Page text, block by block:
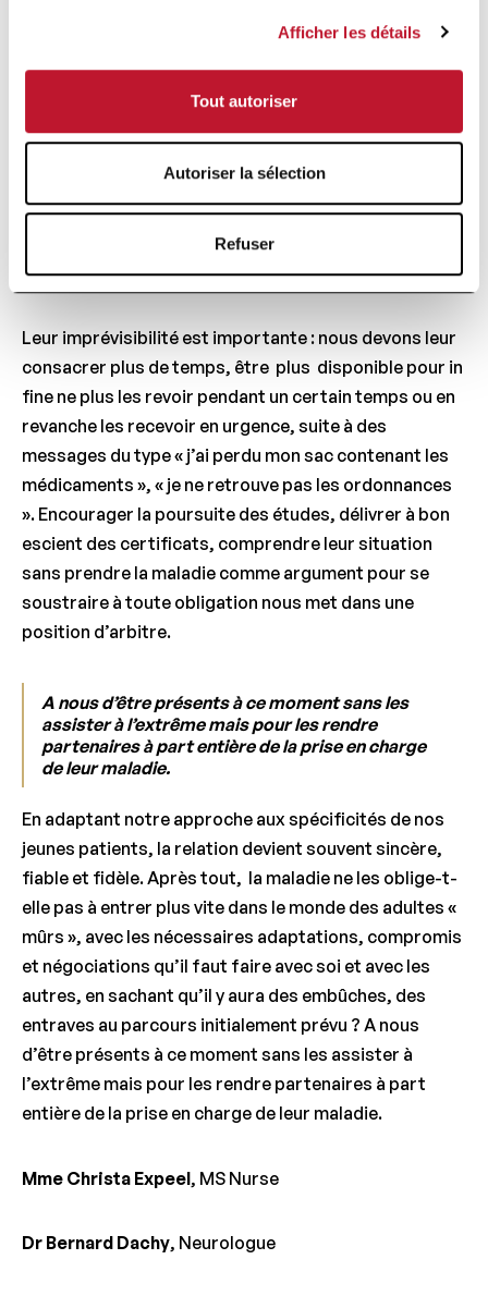
Afficher les détails
Tout autoriser
Autoriser la sélection
Refuser
Quand ils se sentent mieux, les jeunes patients ont
envie de suspendre leur traitement. Les vacances sont
aussi propices à cette interruption, parfois par
d’un médicament et donc la maladie. En cas de
poussée, ils ont tendance à consulter impulsivement
les urgences, avec parfois à la clé une hospitalisation
dans un contexte anxieux ou de panique.
Leur imprévisibilité est importante : nous devons leur
consacrer plus de temps, être plus disponible pour in
fine ne plus les revoir pendant un certain temps ou en
revanche les recevoir en urgence, suite à des
messages du type « j’ai perdu mon sac contenant les
médicaments », « je ne retrouve pas les ordonnances
». Encourager la poursuite des études, délivrer à bon
escient des certificats, comprendre leur situation
sans prendre la maladie comme argument pour se
soustraire à toute obligation nous met dans une
position d’arbitre.
A nous d’être présents à ce moment sans les
assister à l’extrême mais pour les rendre
partenaires à part entière de la prise en charge
de leur maladie.
En adaptant notre approche aux spécificités de nos
jeunes patients, la relation devient souvent sincère,
fiable et fidèle. Après tout, la maladie ne les oblige-t-
elle pas à entrer plus vite dans le monde des adultes «
mûrs », avec les nécessaires adaptations, compromis
et négociations qu’il faut faire avec soi et avec les
autres, en sachant qu’il y aura des embûches, des
entraves au parcours initialement prévu ? A nous
d’être présents à ce moment sans les assister à
l’extrême mais pour les rendre partenaires à part
entière de la prise en charge de leur maladie.
Mme Christa Expeel, MS Nurse
Dr Bernard Dachy, Neurologue